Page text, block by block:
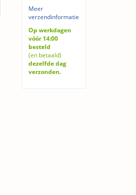
Meer
verzendinformatie
Op werkdagen
vóór 14:00
besteld
(en betaald)
dezelfde dag
verzonden.